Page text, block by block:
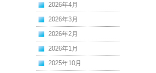
2026年4月
2026年3月
2026年2月
2026年1月
2025年10月